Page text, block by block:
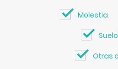
Molestia
Otras